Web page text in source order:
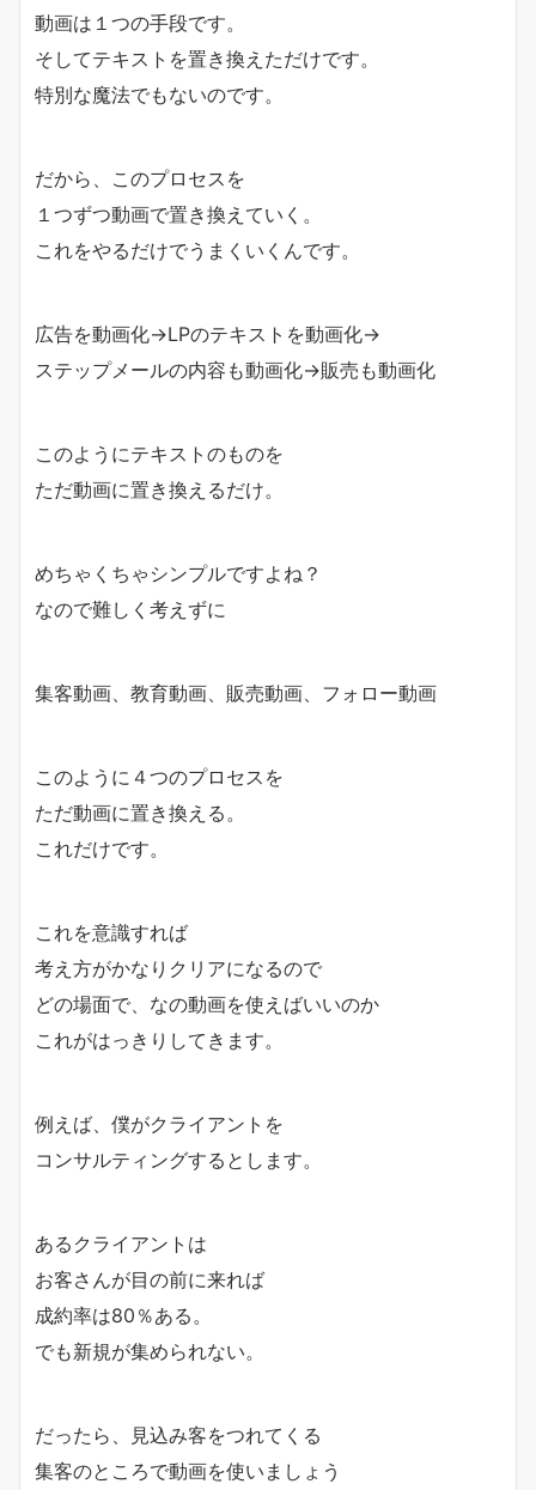
動画は１つの手段です。
そしてテキストを置き換えただけです。
特別な魔法でもないのです。
だから、このプロセスを
１つずつ動画で置き換えていく。
これをやるだけでうまくいくんです。
広告を動画化→LPのテキストを動画化→
ステップメールの内容も動画化→販売も動画化
このようにテキストのものを
ただ動画に置き換えるだけ。
めちゃくちゃシンプルですよね？
なので難しく考えずに
集客動画、教育動画、販売動画、フォロー動画
このように４つのプロセスを
ただ動画に置き換える。
これだけです。
これを意識すれば
考え方がかなりクリアになるので
どの場面で、なの動画を使えばいいのか
これがはっきりしてきます。
例えば、僕がクライアントを
コンサルティングするとします。
あるクライアントは
お客さんが目の前に来れば
成約率は80％ある。
でも新規が集められない。
だったら、見込み客をつれてくる
集客のところで動画を使いましょう